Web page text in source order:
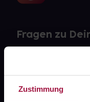
Zustimmung
Fragen zu